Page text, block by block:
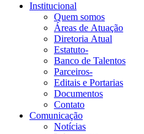
Institucional
Quem somos
Áreas de Atuação
Diretoria Atual
Estatuto-
Banco de Talentos
Parceiros-
Editais e Portarias
Documentos
Contato
Comunicação
Notícias